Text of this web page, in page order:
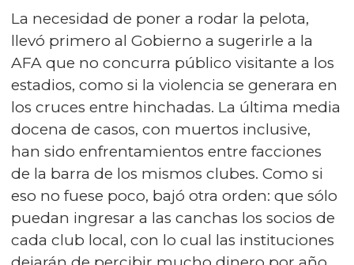
La necesidad de poner a rodar la pelota,
llevó primero al Gobierno a sugerirle a la
AFA que no concurra público visitante a los
estadios, como si la violencia se generara en
los cruces entre hinchadas. La última media
docena de casos, con muertos inclusive,
han sido enfrentamientos entre facciones
de la barra de los mismos clubes. Como si
eso no fuese poco, bajó otra orden: que sólo
puedan ingresar a las canchas los socios de
cada club local, con lo cual las instituciones